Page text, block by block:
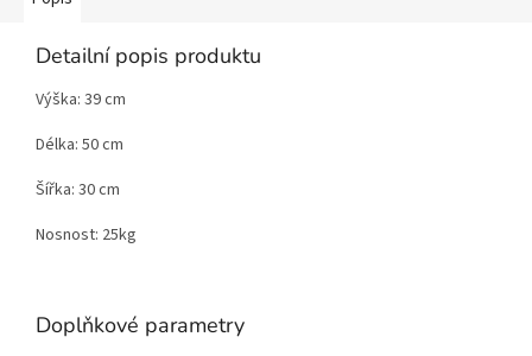
Detailní popis produktu
Výška: 39 cm
Délka: 50 cm
Šířka: 30 cm
Nosnost: 25kg
Doplňkové parametry